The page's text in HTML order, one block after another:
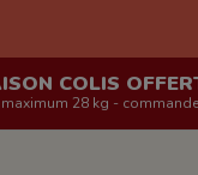
COLIS
28 kg -